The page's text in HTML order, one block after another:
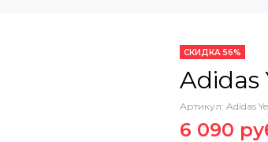
СКИДКА 56%
Adidas
Артикул: Adidas
6 090